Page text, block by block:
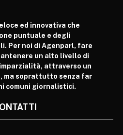
ed innovativa che
puntuale e degli
Per noi di Agenparl, fare
un alto livello di
attraverso un
ma soprattutto senza far
comuni giornalistici.